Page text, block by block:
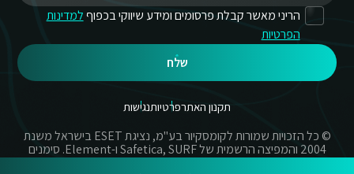
הריני מאשר קבלת פרסומים ומידע שיווקי בכפוףלמדינות
הפרטיות
שלח
תקנון האתרפרטיותנגישות
© כל הזכויות שמורות לקומסקיור בע"מ, נציגת ESET בישראל משנת
2004 והמפיצה הרשמית של Safetica, SURF ו-Element. סימנים
מסחריים אשר בשימוש באתר זה הינם סימנים מסחריים או מותגים